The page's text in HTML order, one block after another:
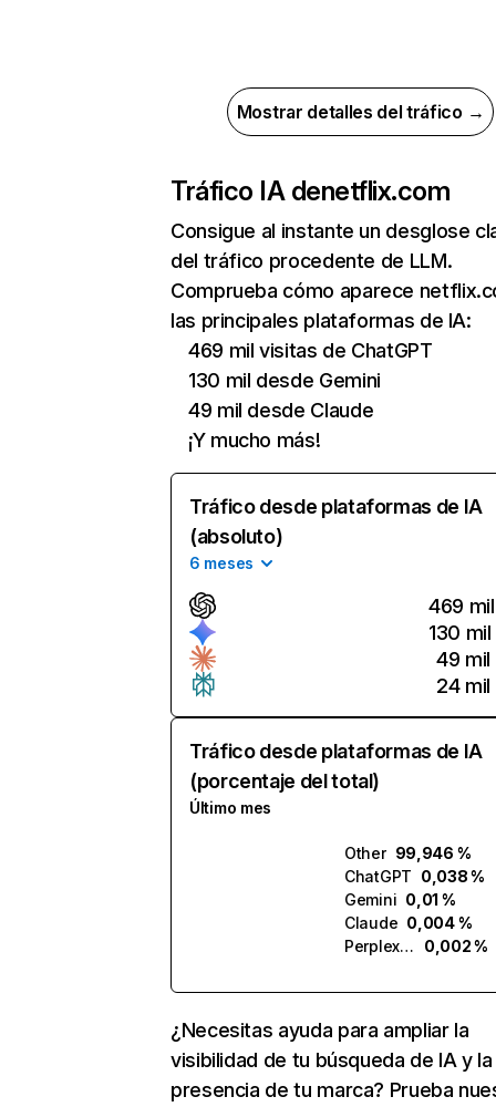
Mostrar detalles del tráfico →
Tráfico IA denetflix.com
Consigue al instante un desglose
del tráfico procedente de LLM.
Comprueba cómo aparece
las principales plataformas de IA:
469 mil visitas de ChatGPT
130 mil desde Gemini
49 mil desde Claude
¡Y mucho más!
Tráfico desde plataformas de IA
(absoluto)
6 meses
469 mil
130 mil
49 mil
24 mil
Tráfico desde plataformas de IA
(porcentaje del total)
Último mes
Other 99,946 %
ChatGPT 0,038 %
Gemini 0,01 %
Claude 0,004 %
Perplexity
0,002 %
¿Necesitas ayuda para ampliar la
visibilidad de tu búsqueda de IA y la
presencia de tu marca? Prueba